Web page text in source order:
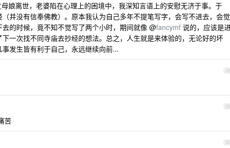
娘离世，老婆陷在心理上的困境中，我深知言语上的安慰无济于事。于
并没有信奉佛教）。原本我认为自己多年不提笔写字，会写不进去，会觉
的时候，竟不知不觉写了两个小时，期间就像 @fancymf 说的，应该是
一次找不同寺庙去抄经的想法。总之，人生就是来体验的，无论好的坏
发生皆有利于自己，永远继续向前...
28
29
苦
30